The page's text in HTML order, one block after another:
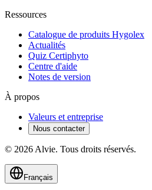
Ressources
Catalogue de produits Hygolex
Actualités
Quiz Certiphyto
Centre d'aide
Notes de version
À propos
Valeurs et entreprise
Nous contacter
© 2026 Alvie. Tous droits réservés.
Français